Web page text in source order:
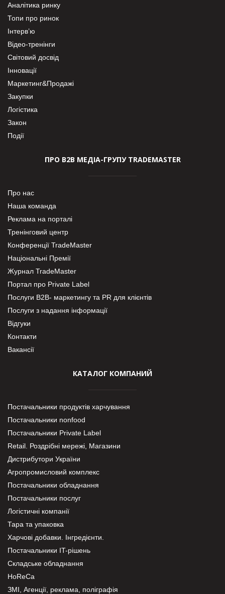
Аналітика ринку
Топи про ринок
Інтерв’ю
Відео-тренінги
Світовий досвід
Інновації
Маркетинг&Продажі
Закупки
Логістика
Закон
Події
ПРО В2В МЕДІА-ГРУПУ TRADEMASTER
Про нас
Наша команда
Реклама на порталі
Тренінговий центр
Конференції TradeMaster
Національні Премії
Журнал TradeMaster
Портал про Private Label
Послуги В2В- маркетингу та PR для клієнтів
Послуги з надання інформації
Відгуки
Контакти
Вакансії
КАТАЛОГ КОМПАНИЙ
Постачальники продуктів харчування
Постачальники nonfood
Постачальники Private Label
Retail. Роздрібні мережі, Магазини
Дистрибутори України
Агропромисловий комплекс
Постачальники обладнання
Постачальники послуг
Логістичні компанії
Тара та упаковка
Харчові добавки. Інгредієнти.
Постачальники IT-рішень
Складське обладнання
HoReCa
ЗМІ, Агенції, реклама, поліграфія